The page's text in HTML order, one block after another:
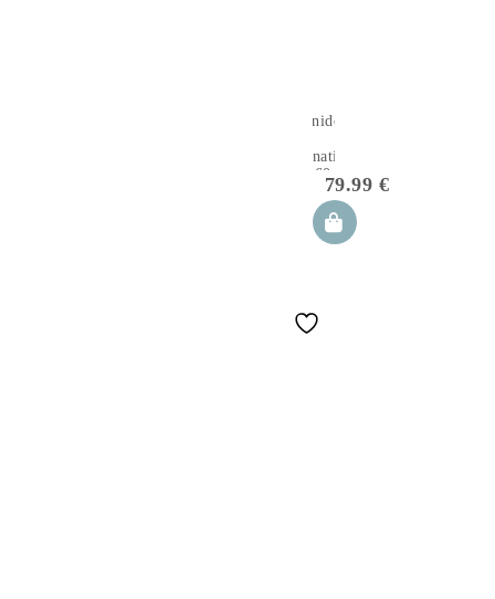
set nido
neonati
90×60
cm, set
doccia per
neonati,
cotone,
79.99 €